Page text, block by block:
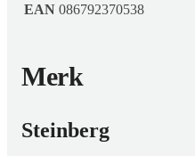
EAN 086792370538
Merk
Steinberg